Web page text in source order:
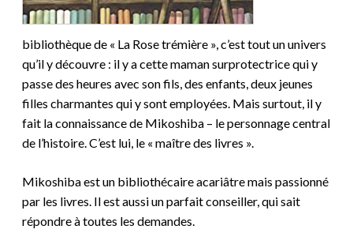
bibliothèque de « La Rose trémière », c’est tout un univers
qu’il y découvre : il y a cette maman surprotectrice qui y
passe des heures avec son fils, des enfants, deux jeunes
filles charmantes qui y sont employées. Mais surtout, il y
fait la connaissance de Mikoshiba – le personnage central
de l’histoire. C’est lui, le « maître des livres ».
Mikoshiba est un bibliothécaire acariâtre mais passionné
par les livres. Il est aussi un parfait conseiller, qui sait
répondre à toutes les demandes.